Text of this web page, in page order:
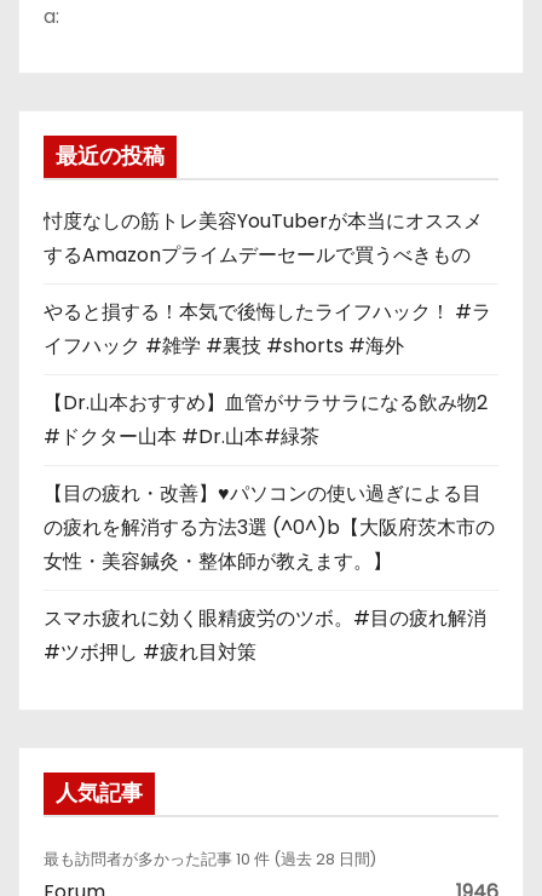
a:
最近の投稿
忖度なしの筋トレ美容YouTuberが本当にオススメ
するAmazonプライムデーセールで買うべきもの
やると損する！本気で後悔したライフハック！ #ラ
イフハック #雑学 #裏技 #shorts #海外
【Dr.山本おすすめ】血管がサラサラになる飲み物2
#ドクター山本 #Dr.山本#緑茶
【目の疲れ・改善】♥パソコンの使い過ぎによる目
の疲れを解消する方法3選 (^0^)b【大阪府茨木市の
女性・美容鍼灸・整体師が教えます。】
スマホ疲れに効く眼精疲労のツボ。#目の疲れ解消
#ツボ押し #疲れ目対策
人気記事
最も訪問者が多かった記事 10 件 (過去 28 日間)